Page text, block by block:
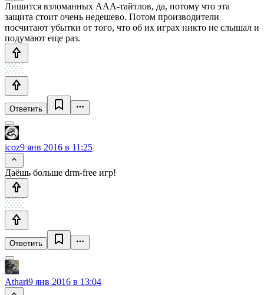
Лишится взломанных ААА-тайтлов, да, потому что эта
защита стоит очень недешево. Потом производители
посчитают убытки от того, что об их играх никто не слышал и
подумают еще раз.
Ответить
icoz9 янв 2016 в 11:25
Даёшь больше drm-free игр!
Ответить
Athari9 янв 2016 в 13:04